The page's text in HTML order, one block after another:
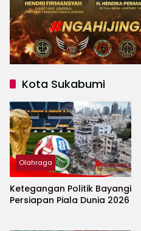
Kota Sukabumi
Olahraga
Ketegangan Politik Bayangi
Persiapan Piala Dunia 2026